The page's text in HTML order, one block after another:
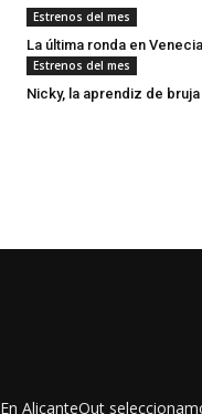
Estrenos del mes
La última ronda en Venecia
Estrenos del mes
Nicky, la aprendiz de bruja
En AlicanteOut